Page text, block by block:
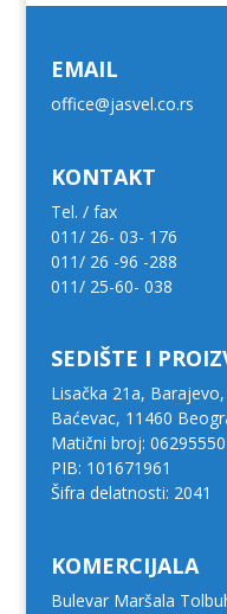
EMAIL
office@jasvel.co.rs
KONTAKT
Tel. / fax
011/ 26- 03- 176
011/ 26 -96 -288
011/ 25-60- 038
SEDIŠTE I
Lisačka 21a, Barajevo,
Baćevac, 11460
Matični broj: 06295550
PIB: 101671961
Šifra delatnosti: 2041
KOMERCIJALA
Bulevar Maršala